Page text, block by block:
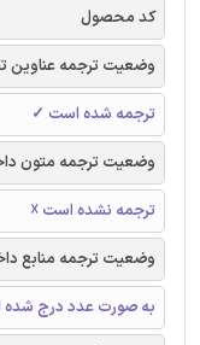
کد محصول
وضعیت ترجمه عناوین
ترجمه شده است ✓
وضعیت ترجمه متون
ترجمه نشده است ☓
وضعیت ترجمه منابع
به صورت عدد درج